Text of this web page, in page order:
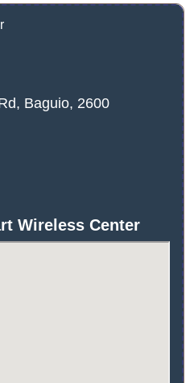
Baguio, 2600
Wireless Center